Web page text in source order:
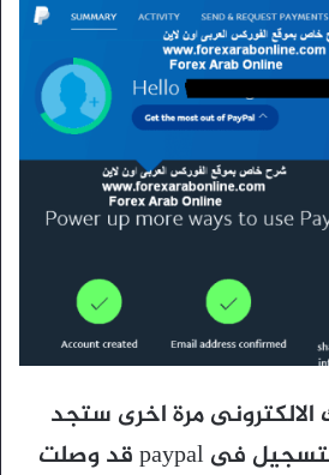
مرة اخرى ستجد
رسالة التهنئة بالتسجيل فى paypal قد وصلت